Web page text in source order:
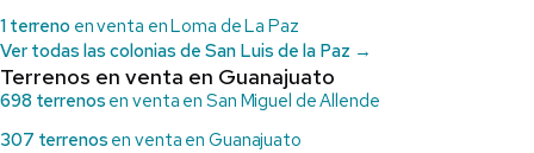
1 terreno en venta en Loma de La Paz
Ver todas las colonias de San Luis de la Paz →
Terrenos en venta en Guanajuato
698 terrenos en venta en San Miguel de Allende
307 terrenos en venta en Guanajuato